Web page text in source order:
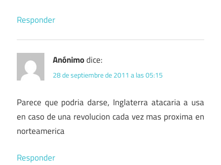
Responder
Anónimodice:
28 de septiembre de 2011 a las 05:15
Parece que podria darse, Inglaterra atacaria a usa
en caso de una revolucion cada vez mas proxima en
norteamerica
Responder